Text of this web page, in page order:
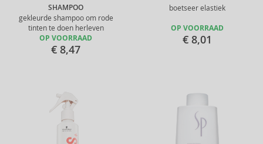
SHAMPOO
gekleurde shampoo om rode
tinten te doen herleven
OP VOORRAAD
€ 8,47
boetseer elastiek
OP VOORRAAD
€ 8,01